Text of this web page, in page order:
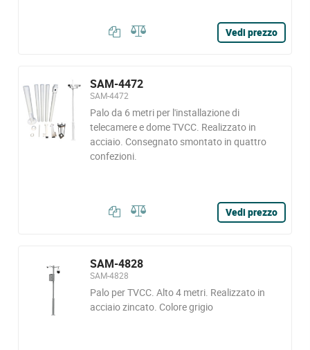
Vedi prezzo
SAM-4472
SAM-4472
Palo da 6 metri per l'installazione di
telecamere e dome TVCC. Realizzato in
acciaio. Consegnato smontato in quattro
confezioni.
Vedi prezzo
SAM-4828
SAM-4828
Palo per TVCC. Alto 4 metri. Realizzato in
acciaio zincato. Colore grigio